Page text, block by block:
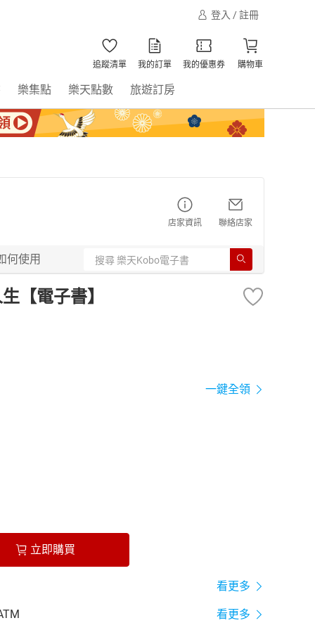
登入 / 註冊
追蹤清單 我的訂單 我的優惠券 購物車
樂集點 樂天點數 旅遊訂房
店家資訊 聯絡店家
何使用
【電子書】
一鍵全領
立即購買
看更多
看更多